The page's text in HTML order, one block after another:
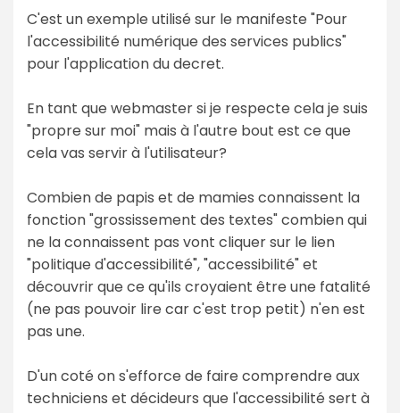
C'est un exemple utilisé sur le manifeste "Pour
l'accessibilité numérique des services publics"
pour l'application du decret.
En tant que webmaster si je respecte cela je suis
"propre sur moi" mais à l'autre bout est ce que
cela vas servir à l'utilisateur?
Combien de papis et de mamies connaissent la
fonction "grossissement des textes" combien qui
ne la connaissent pas vont cliquer sur le lien
"politique d'accessibilité", "accessibilité" et
découvrir que ce qu'ils croyaient être une fatalité
(ne pas pouvoir lire car c'est trop petit) n'en est
pas une.
D'un coté on s'efforce de faire comprendre aux
techniciens et décideurs que l'accessibilité sert à